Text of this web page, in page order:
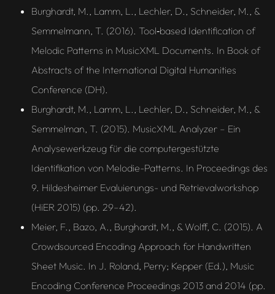
Burghardt, M., Lamm, L., Lechler, D., Schneider, M., &
Semmelmann, T. (2016). Tool‑based Identification of
Melodic Patterns in MusicXML Documents. In Book of
Abstracts of the International Digital Humanities
Conference (DH).
Burghardt, M., Lamm, L., Lechler, D., Schneider, M., &
Semmelman, T. (2015). MusicXML Analyzer – Ein
Analysewerkzeug für die computergestützte
Identifikation von Melodie-Patterns. In Proceedings des
9. Hildesheimer Evaluierungs- und Retrievalworkshop
(HiER 2015) (pp. 29–42).
Meier, F., Bazo, A., Burghardt, M., & Wolff, C. (2015). A
Crowdsourced Encoding Approach for Handwritten
Sheet Music. In J. Roland, Perry; Kepper (Ed.), Music
Encoding Conference Proceedings 2013 and 2014 (pp.